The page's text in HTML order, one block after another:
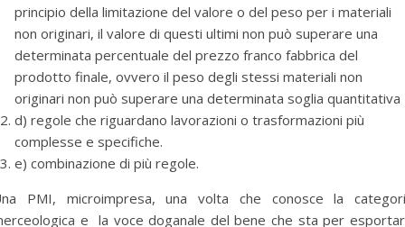
principio della limitazione del valore o del peso per i materiali
non originari, il valore di questi ultimi non può superare una
determinata percentuale del prezzo franco fabbrica del
prodotto finale, ovvero il peso degli stessi materiali non
originari non può superare una determinata soglia quantitativa
d) regole che riguardano lavorazioni o trasformazioni più
complesse e specifiche.
e) combinazione di più regole.
PMI, microimpresa, una volta che conosce la
e la voce doganale del bene che sta per